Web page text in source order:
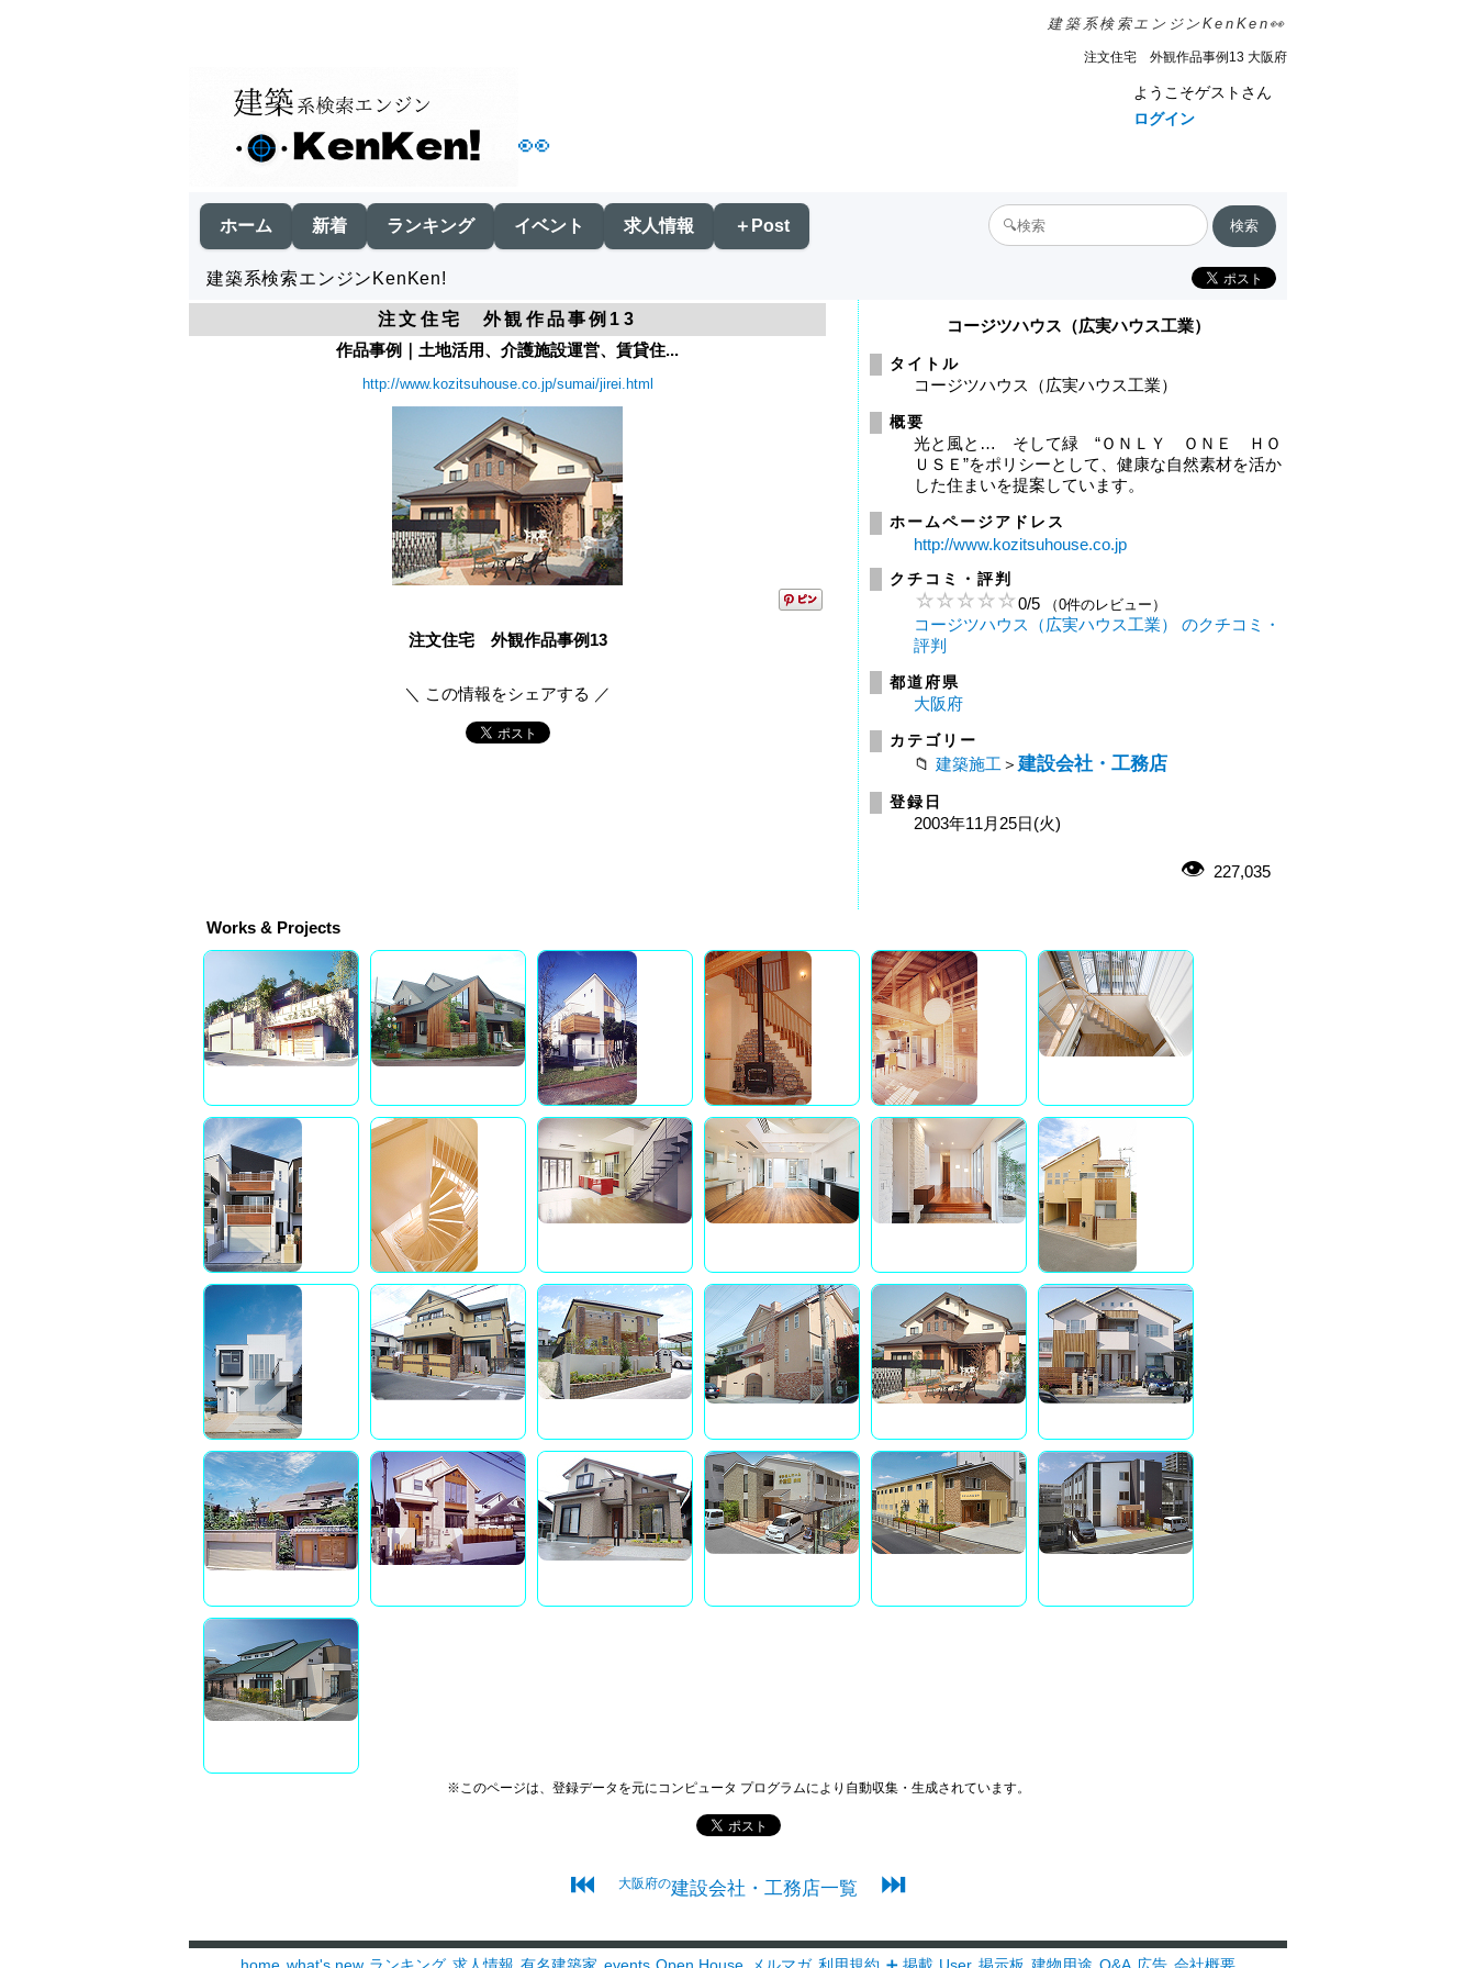
建築系検索エンジンKenKen👀
注文住宅 外観作品事例13 大阪府
👀
ようこそゲストさん
ログイン
ホーム 新着 ランキング イベント 求人情報 ＋Post
建築系検索エンジンKenKen!
注文住宅 外観作品事例13
作品事例｜土地活用、介護施設運営、賃貸住...
http://www.kozitsuhouse.co.jp/sumai/jirei.html
注文住宅 外観作品事例13
＼ この情報をシェアする ／
コージツハウス（広実ハウス工業）
タイトル
コージツハウス（広実ハウス工業）
概要
光と風と… そして緑 “ＯＮＬＹ ＯＮＥ ＨＯ
ＵＳＥ”をポリシーとして、健康な自然素材を活か
した住まいを提案しています。
ホームページアドレス
http://www.kozitsuhouse.co.jp
クチコミ・評判
0/5 （0件のレビュー）
コージツハウス（広実ハウス工業） のクチコミ・
評判
都道府県
大阪府
カテゴリー
建築施工 ＞ 建設会社・工務店
登録日
2003年11月25日(火)
227,035
Works & Projects
※このページは、登録データを元にコンピュータ プログラムにより自動収集・生成されています。
⏮ 大阪府の建設会社・工務店一覧 ⏭